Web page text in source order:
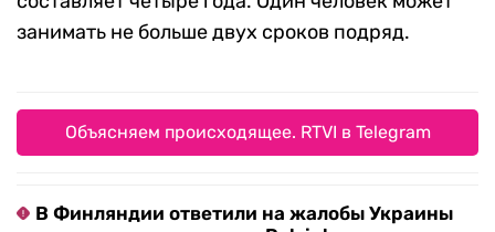
занимать не больше двух сроков подряд.
Объясняем происходящее. RTVI в Telegram
В Финляндии ответили на жалобы Украины